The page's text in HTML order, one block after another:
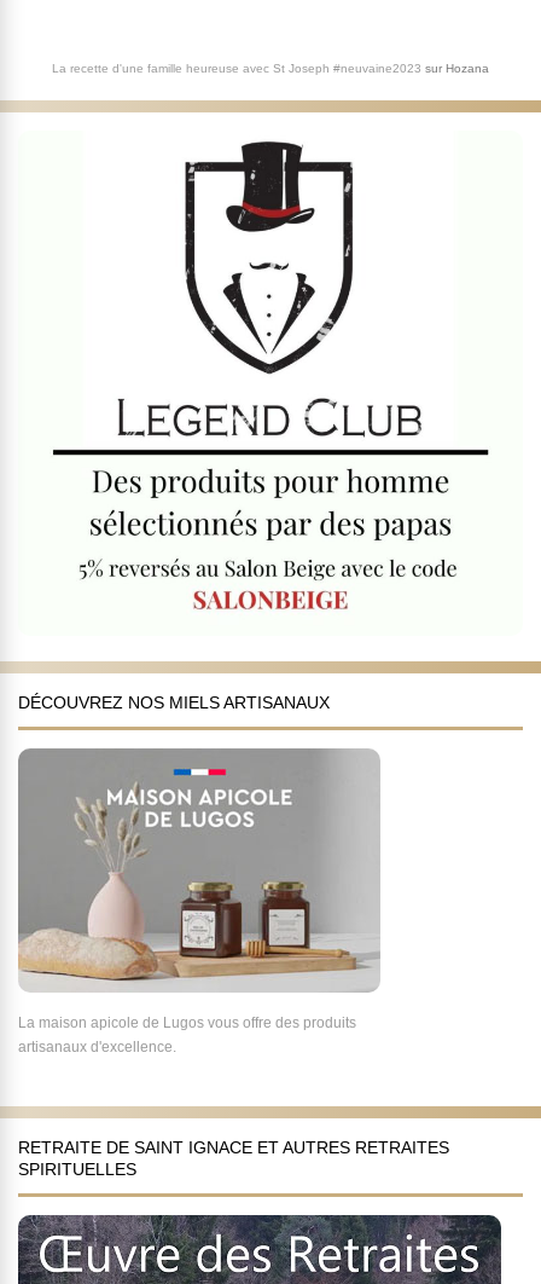
La recette d'une famille heureuse avec St Joseph #neuvaine2023 sur Hozana
DÉCOUVREZ NOS MIELS ARTISANAUX
La maison apicole de Lugos vous offre des produits
artisanaux d'excellence.
RETRAITE DE SAINT IGNACE ET AUTRES RETRAITES
SPIRITUELLES